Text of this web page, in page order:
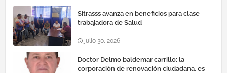
Sitrasss avanza en beneficios para clase
trabajadora de Salud
julio 30, 2026
Doctor Delmo baldemar carrillo: la
corporación de renovación ciudadana, es